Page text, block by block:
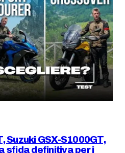
Suzuki GSX-S1000GT,
sfida definitiva per i